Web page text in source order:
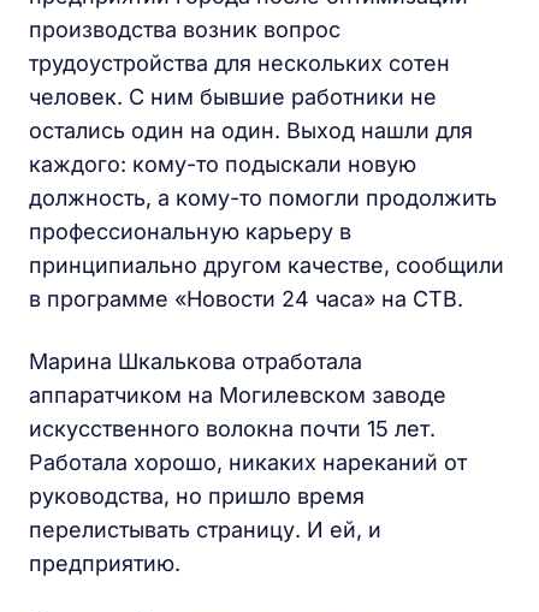
производства возник вопрос
трудоустройства для нескольких сотен
человек. С ним бывшие работники не
остались один на один. Выход нашли для
каждого: кому-то подыскали новую
должность, а кому-то помогли продолжить
профессиональную карьеру в
принципиально другом качестве, сообщили
в программе «Новости 24 часа» на СТВ.
Марина Шкалькова отработала
аппаратчиком на Могилевском заводе
искусственного волокна почти 15 лет.
Работала хорошо, никаких нареканий от
руководства, но пришло время
перелистывать страницу. И ей, и
предприятию.